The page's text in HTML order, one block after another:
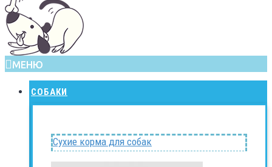
МЕНЮ
СОБАКИ
Сухие корма для собак